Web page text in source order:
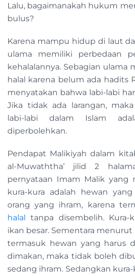
Lalu, bagaimanakah hukum
bulus?
Karena mampu hidup di laut
ulama memiliki perbedaan
kehalalannya. Sebagian ulama
halal karena belum ada hadits
menyatakan bahwa labi-labi
Jika tidak ada larangan,
labi-labi dalam Islam
diperbolehkan.
Pendapat Malikiyah dalam
al-Muwaththa’ jilid 2
pernyataan Imam Malik yang
kura-kura adalah hewan
orang yang ihram, karena
halal tanpa disembelih. Kura-
ikan besar. Sementara menurut
termasuk hewan yang harus
dimakan, maka tidak boleh
sedang ihram. Sedangkan